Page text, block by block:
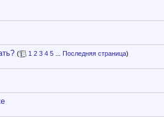
( 1 2 3 4 5 Последняя страница)